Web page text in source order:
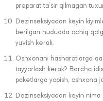
preparat ta’sir qilmagan
Dezinseksiyadan keyin
berilgan hududda ochiq
yuvish kerak.
Oshxonani hasharotlarga
tayyorlash kerak? Barcha
paketlarga yopish, oshxona
Dezinseksiyadan keyin